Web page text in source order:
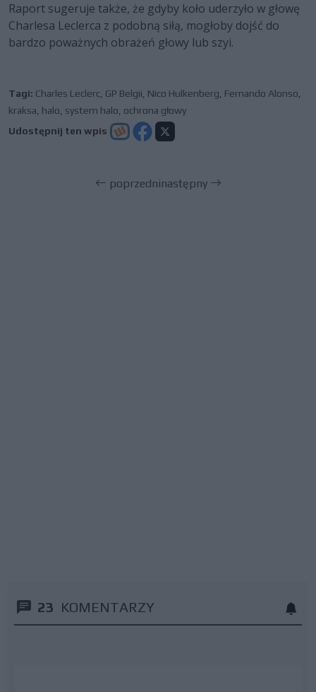
Raport sugeruje także, że gdyby koło uderzyło w głowę
Charlesa Leclerca z podobną siłą, mogłoby dojść do
bardzo poważnych obrażeń głowy lub szyi.
Tagi: Charles Leclerc GP Belgii Nico Hulkenberg Fernando Alonso
kraksa halo system halo ochrona głowy
Udostępnij ten wpis
poprzedninastępny
23 KOMENTARZY